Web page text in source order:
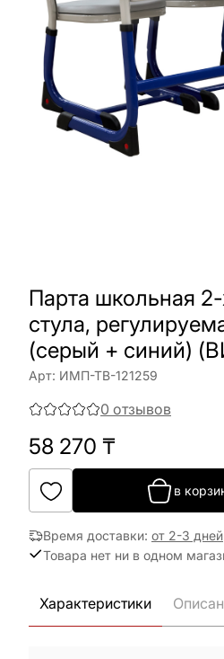
Парта школьная
стула,
(серый + синий)
Арт: ИМП-ТВ-121259
0 отзывов
58 270 ₸
в
Время доставки: от 2-3 дней
Товара нет ни в одном
Характеристики